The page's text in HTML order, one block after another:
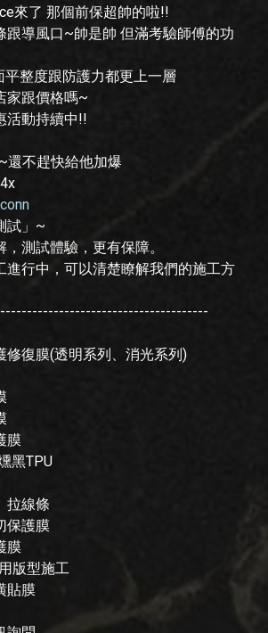
來了 那個前保超帥的啦!!
跟導風口~帥是帥 但滿考驗師傅的功
平整度跟防護力都更上一層
家跟價格嗎~
活動持續中!!
還不趕快給他加爆
試」~
測試體驗，更有保障。
進行中，可以清楚瞭解我們的施工方
修復膜(透明系列、消光系列)
膜
黑TPU
拉線條
保護膜
膜
版型施工
貼膜